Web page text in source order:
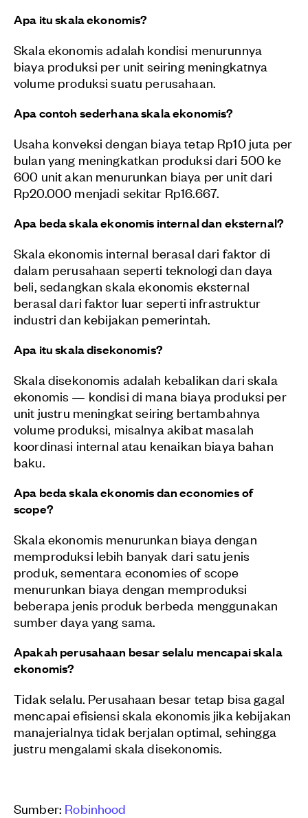
Apa itu skala ekonomis?
Skala ekonomis adalah kondisi menurunnya
biaya produksi per unit seiring meningkatnya
volume produksi suatu perusahaan.
Apa contoh sederhana skala ekonomis?
Usaha konveksi dengan biaya tetap Rp10 juta per
bulan yang meningkatkan produksi dari 500 ke
600 unit akan menurunkan biaya per unit dari
Rp20.000 menjadi sekitar Rp16.667.
Apa beda skala ekonomis internal dan eksternal?
Skala ekonomis internal berasal dari faktor di
dalam perusahaan seperti teknologi dan daya
beli, sedangkan skala ekonomis eksternal
berasal dari faktor luar seperti infrastruktur
industri dan kebijakan pemerintah.
Apa itu skala disekonomis?
Skala disekonomis adalah kebalikan dari skala
ekonomis — kondisi di mana biaya produksi per
unit justru meningkat seiring bertambahnya
volume produksi, misalnya akibat masalah
koordinasi internal atau kenaikan biaya bahan
baku.
Apa beda skala ekonomis dan economies of
scope?
Skala ekonomis menurunkan biaya dengan
memproduksi lebih banyak dari satu jenis
produk, sementara economies of scope
menurunkan biaya dengan memproduksi
beberapa jenis produk berbeda menggunakan
sumber daya yang sama.
Apakah perusahaan besar selalu mencapai skala
ekonomis?
Tidak selalu. Perusahaan besar tetap bisa gagal
mencapai efisiensi skala ekonomis jika kebijakan
manajerialnya tidak berjalan optimal, sehingga
justru mengalami skala disekonomis.
Sumber: Robinhood